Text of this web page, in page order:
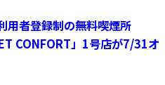
者登録制の無料喫煙所
CONFORT」1号店が7/31オ